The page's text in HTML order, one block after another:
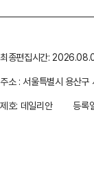
최종편집시간:
주소 : 서울특별시 용산
제호: 데일리안
등록